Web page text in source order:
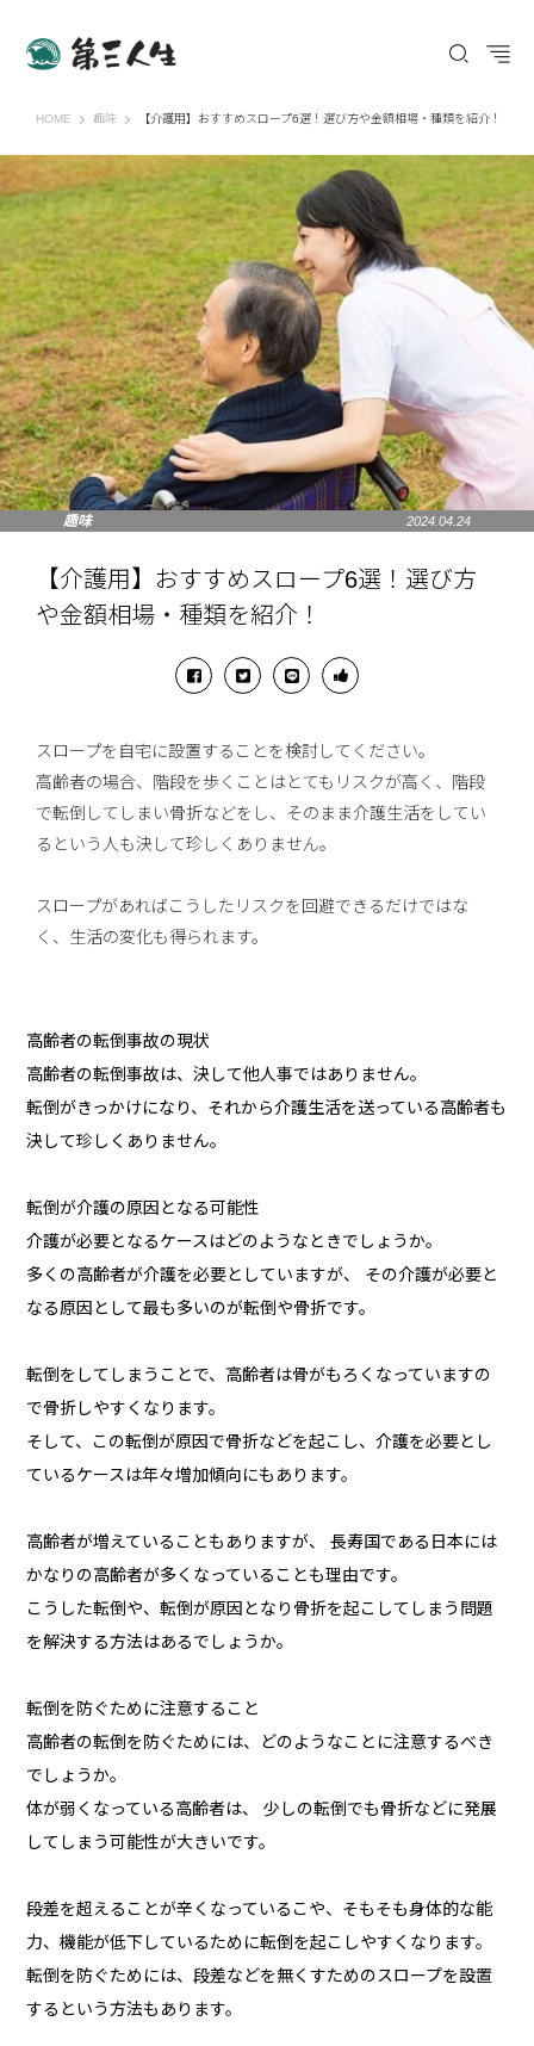
HOME 第三人生 〜寄り道の歩き方〜
趣味 【介護用】おすすめスロープ6選！選び方や金額相場・種類を紹介！
趣味 2024.04.24
【介護用】おすすめスロープ6選！選び方
や金額相場・種類を紹介！
スロープを自宅に設置することを検討してください。
高齢者の場合、階段を歩くことはとてもリスクが高く、階段
で転倒してしまい骨折などをし、そのまま介護生活をしてい
るという人も決して珍しくありません。
スロープがあればこうしたリスクを回避できるだけではな
く、生活の変化も得られます。
高齢者の転倒事故の現状
高齢者の転倒事故は、決して他人事ではありません。
転倒がきっかけになり、それから介護生活を送っている高齢者も
決して珍しくありません。
転倒が介護の原因となる可能性
介護が必要となるケースはどのようなときでしょうか。
多くの高齢者が介護を必要としていますが、 その介護が必要と
なる原因として最も多いのが転倒や骨折です。
転倒をしてしまうことで、高齢者は骨がもろくなっていますの
で骨折しやすくなります。
そして、この転倒が原因で骨折などを起こし、介護を必要とし
ているケースは年々増加傾向にもあります。
高齢者が増えていることもありますが、 長寿国である日本には
かなりの高齢者が多くなっていることも理由です。
こうした転倒や、転倒が原因となり骨折を起こしてしまう問題
を解決する方法はあるでしょうか。
転倒を防ぐために注意すること
高齢者の転倒を防ぐためには、どのようなことに注意するべき
でしょうか。
体が弱くなっている高齢者は、 少しの転倒でも骨折などに発展
してしまう可能性が大きいです。
段差を超えることが辛くなっているこや、そもそも身体的な能
力、機能が低下しているために転倒を起こしやすくなります。
転倒を防ぐためには、段差などを無くすためのスロープを設置
するという方法もあります。